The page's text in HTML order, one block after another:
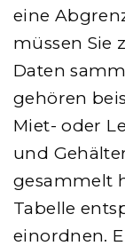
eine
müssen Sie
Daten
gehören
Miet- oder
und
gesammelt
Tabelle
einordnen.